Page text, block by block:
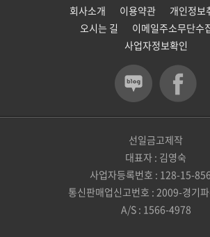
회사소개 이용약관
개인정보
오시는 길
이메일주소무단수
사업자정보확인
선일금고제작
대표자 : 김영숙
사업자등록번호 : 128-15-
통신판매업신고번호 : 2009-경기
A/S : 1566-4978